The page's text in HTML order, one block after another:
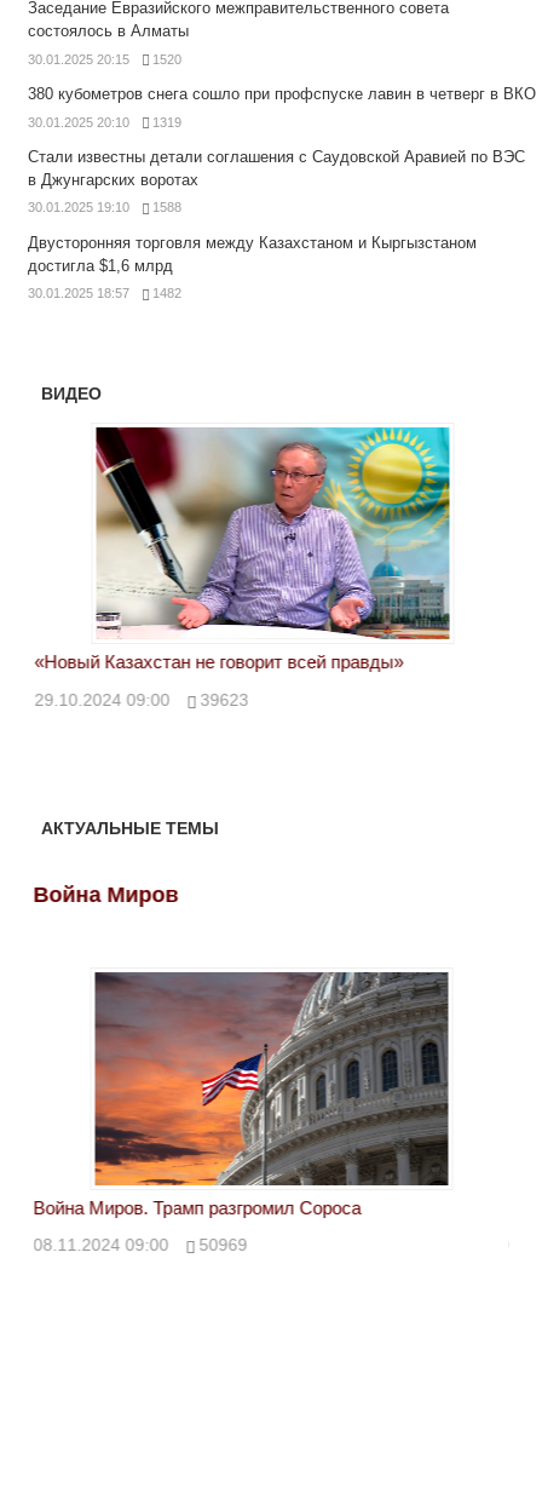
Заседание Евразийского межправительственного совета
состоялось в Алматы
30.01.2025 20:15 1520
380 кубометров снега сошло при профспуске лавин в четверг в ВКО
30.01.2025 20:10 1319
Стали известны детали соглашения с Саудовской Аравией по ВЭС
в Джунгарских воротах
30.01.2025 19:10 1588
Двусторонняя торговля между Казахстаном и Кыргызстаном
достигла $1,6 млрд
30.01.2025 18:57 1482
ВИДЕО
«Новый Казахстан не говорит всей правды»
29.10.2024 09:00 39623
АКТУАЛЬНЫЕ ТЕМЫ
Война Миров
Война Миров. Трамп разгромил Сороса
08.11.2024 09:00 50969